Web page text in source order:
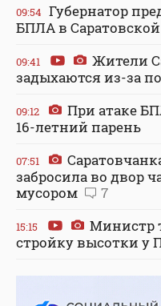
09:54 Губернатор
БПЛА в
09:41
Жители
задыхаются из-за
09:12
При атаке
16-летний парень
07:51
забросила во двор
мусором
7
15:15
Министр
стройку высотки у